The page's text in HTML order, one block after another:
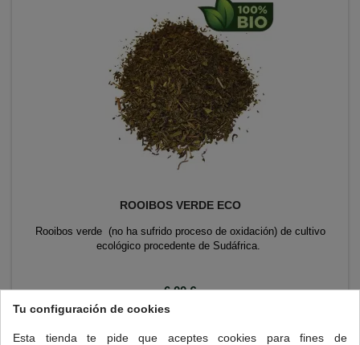
ROOIBOS VERDE ECO
Rooibos verde (no ha sufrido proceso de oxidación) de cultivo
ecológico procedente de Sudáfrica.
Precio
6,00 €
Tu configuración de cookies
Esta tienda te pide que aceptes cookies para fines de